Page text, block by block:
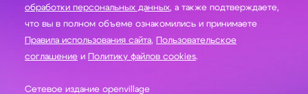
обработки персональных данных, а также подтверждаете,
что вы в полном объеме ознакомились и принимаете
Правила использования сайта,
Пользовательское
соглашение и Политику файлов cookies.
Сетевое издание openvillage